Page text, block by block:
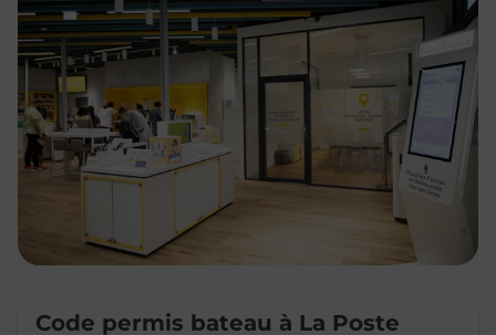
Code permis bateau à La Poste